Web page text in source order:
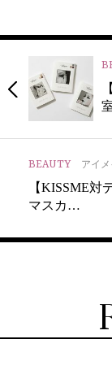
BEAUTY アイメ
【KISSME対
マスカ…